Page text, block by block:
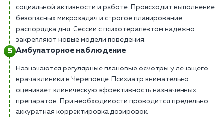
социальной активности и работе. Происходит выполнение
безопасных микрозадач и строгое планирование
распорядка дня. Сессии с психотерапевтом надежно
закрепляют новые модели поведения.
Амбулаторное наблюдение
Назначаются регулярные плановые осмотры у лечащего
врача клиники в Череповце. Психиатр внимательно
оценивает клиническую эффективность назначенных
препаратов. При необходимости проводится предельно
аккуратная корректировка дозировок.